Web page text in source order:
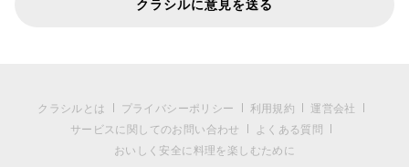
クラシルに意見を送る
クラシルとは プライバシーポリシー 利用規約
運営会社
サービスに関してのお問い合わせ
よくある質問
おいしく安全に料理を楽しむために